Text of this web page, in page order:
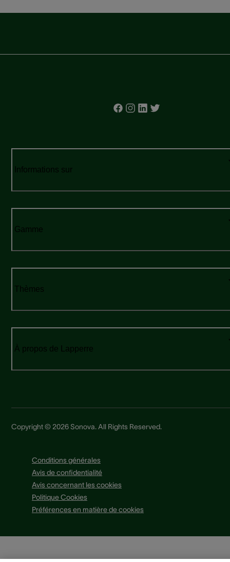
Informations sur
Gamme
Thèmes
À propos de Lapperre
Copyright © 2026 Sonova. All Rights Reserved.
Conditions générales
Avis de confidentialité
Avis concernant les cookies
Politique Cookies
Préférences en matière de cookies